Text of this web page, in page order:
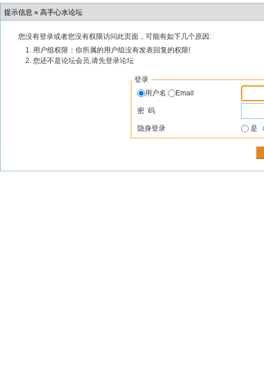
提示信息 » 高手心水论坛
您没有登录或者您没有权限访问此页面，可能有如下几个原因:
用户组权限：你所属的用户组没有发表回复的权限!
您还不是论坛会员,请先登录论坛
登录
用户名
Email
密 码
隐身登录 是